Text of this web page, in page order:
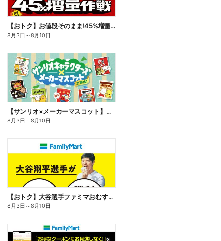
【おトク】お値段そのまま!45%増量作戦!
8月3日 ～8月10日
【サンリオ×メーカーマスコット】オリジナルグッズ貰える!
8月3日 ～8月10日
【おトク】大谷選手ファミマおむすび割
8月3日 ～8月10日